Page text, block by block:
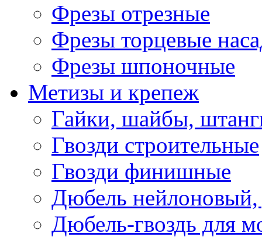
Фрезы отрезные
Фрезы торцевые
Фрезы шпоночные
Метизы и крепеж
Гайки, шайбы,
Гвозди строительные
Гвозди финишные
Дюбель нейлоновый,
Дюбель-гвоздь для